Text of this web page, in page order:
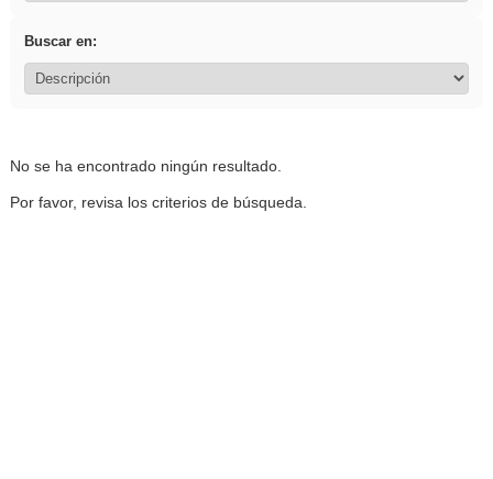
Buscar en:
No se ha encontrado ningún resultado.
Por favor, revisa los criterios de búsqueda.